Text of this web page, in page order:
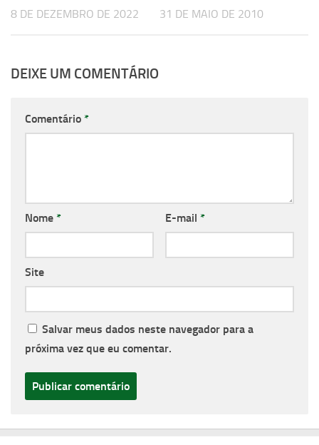
8 DE DEZEMBRO DE 2022 31 DE MAIO DE 2010
DEIXE UM COMENTÁRIO
Comentário *
Nome * E-mail *
Site
Salvar meus dados neste navegador para a
próxima vez que eu comentar.